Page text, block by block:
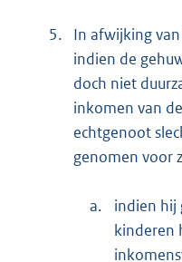
5.
In afwijking
indien de
doch niet
inkomen van
echtgenoot
genomen voor
a.
indien hij
kinderen